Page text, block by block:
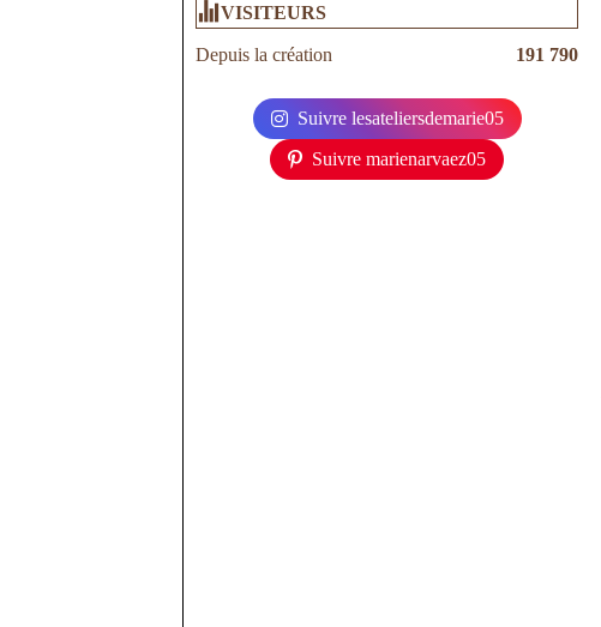
VISITEURS
Depuis la création 191 790
Suivre lesateliersdemarie05
Suivre marienarvaez05